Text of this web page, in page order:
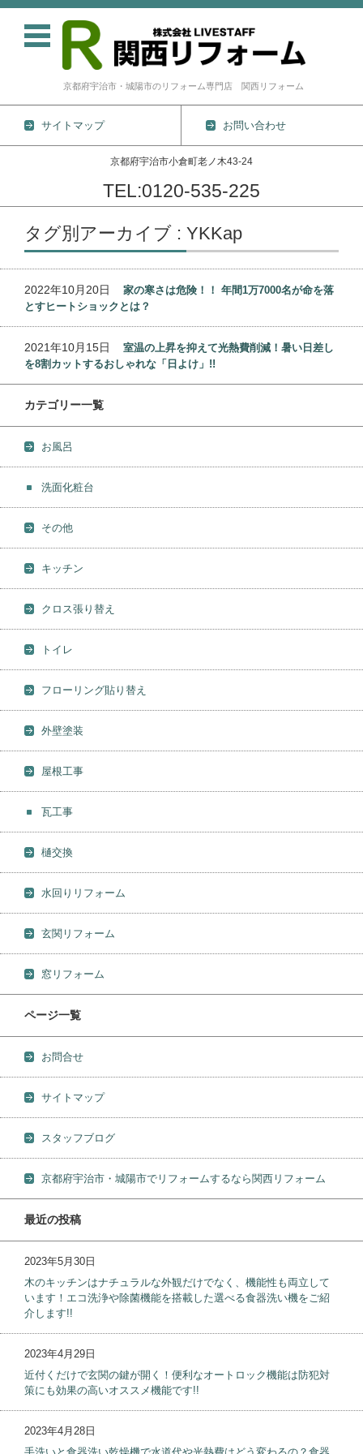
京都府宇治市・城陽市のリフォーム専門店 関西リフォーム
サイトマップ お問い合わせ
京都府宇治市小倉町老ノ木43-24
TEL:0120-535-225
コンテンツに移動
タグ別アーカイブ : YKKap
2022年10月20日 家の寒さは危険！！ 年間1万7000名が命を落
とすヒートショックとは？
2021年10月15日 室温の上昇を抑えて光熱費削減！暑い日差し
を8割カットするおしゃれな「日よけ」!!
カテゴリー一覧
お風呂
洗面化粧台
その他
キッチン
クロス張り替え
トイレ
フローリング貼り替え
外壁塗装
屋根工事
瓦工事
樋交換
水回りリフォーム
玄関リフォーム
窓リフォーム
ページ一覧
お問合せ
サイトマップ
スタッフブログ
京都府宇治市・城陽市でリフォームするなら関西リフォーム
最近の投稿
2023年5月30日
木のキッチンはナチュラルな外観だけでなく、機能性も両立して
います！エコ洗浄や除菌機能を搭載した選べる食器洗い機をご紹
介します!!
2023年4月29日
近付くだけで玄関の鍵が開く！便利なオートロック機能は防犯対
策にも効果の高いオススメ機能です!!
2023年4月28日